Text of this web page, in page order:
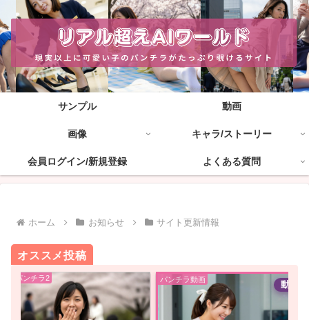
サンプル 動画
画像 キャラ/ストーリー
会員ログイン/新規登録 よくある質問
ホーム お知らせ サイト更新情報
オススメ投稿
花見パンチラ2 パンチラ動画